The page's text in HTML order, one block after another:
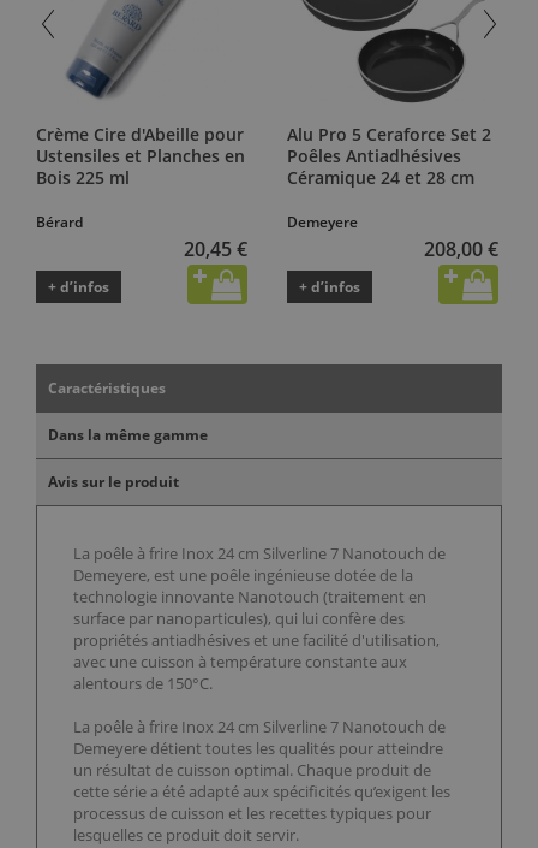
Crème Cire d'Abeille pour
Ustensiles et Planches en
Bois 225 ml
Bérard
20,45 €
+ d’infos
Alu Pro 5 Ceraforce Set 2
Poêles Antiadhésives
Céramique 24 et 28 cm
Demeyere
208,00 €
+ d’infos
Caractéristiques
Dans la même gamme
Avis sur le produit
La poêle à frire Inox 24 cm Silverline 7 Nanotouch de
Demeyere, est une poêle ingénieuse dotée de la
technologie innovante Nanotouch (traitement en
surface par nanoparticules), qui lui confère des
propriétés antiadhésives et une facilité d'utilisation,
avec une cuisson à température constante aux
alentours de 150°C.
La poêle à frire Inox 24 cm Silverline 7 Nanotouch de
Demeyere détient toutes les qualités pour atteindre
un résultat de cuisson optimal. Chaque produit de
cette série a été adapté aux spécificités qu’exigent les
processus de cuisson et les recettes typiques pour
lesquelles ce produit doit servir.